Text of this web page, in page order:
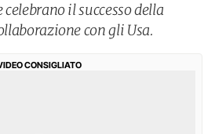
il successo della
con gli Usa.
CONSIGLIATO